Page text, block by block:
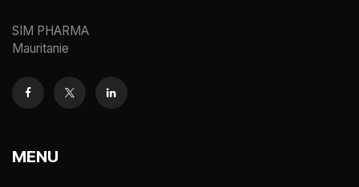
SIM PHARMA
Mauritanie
MENU